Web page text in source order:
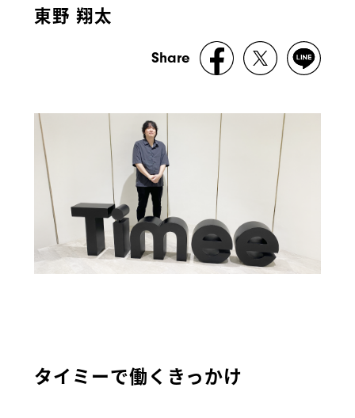
Share
東野 翔太
タイミーで働くきっかけ